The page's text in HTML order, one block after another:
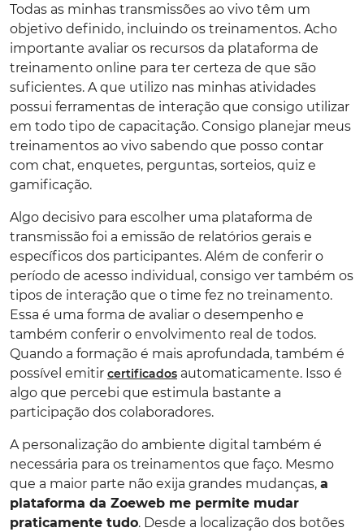
Todas as minhas transmissões ao vivo têm um
objetivo definido, incluindo os treinamentos. Acho
importante avaliar os recursos da plataforma de
treinamento online para ter certeza de que são
suficientes. A que utilizo nas minhas atividades
possui ferramentas de interação que consigo utilizar
em todo tipo de capacitação. Consigo planejar meus
treinamentos ao vivo sabendo que posso contar
com chat, enquetes, perguntas, sorteios, quiz e
gamificação.
Algo decisivo para escolher uma plataforma de
transmissão foi a emissão de relatórios gerais e
específicos dos participantes. Além de conferir o
período de acesso individual, consigo ver também os
tipos de interação que o time fez no treinamento.
Essa é uma forma de avaliar o desempenho e
também conferir o envolvimento real de todos.
Quando a formação é mais aprofundada, também é
possível emitir certificados automaticamente. Isso é
algo que percebi que estimula bastante a
participação dos colaboradores.
A personalização do ambiente digital também é
necessária para os treinamentos que faço. Mesmo
que a maior parte não exija grandes mudanças, a
plataforma da Zoeweb me permite mudar
praticamente tudo. Desde a localização dos botões